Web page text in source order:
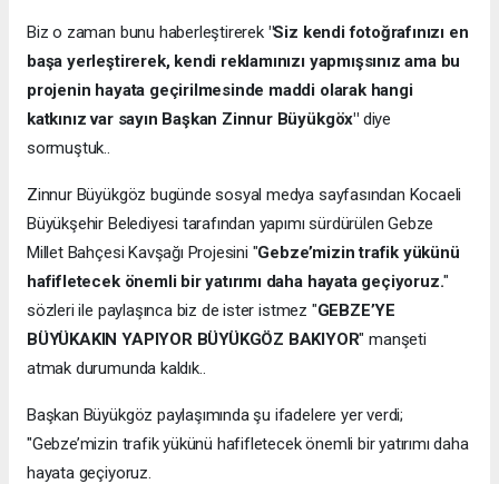
Biz o zaman bunu haberleştirerek "Siz kendi fotoğrafınızı en
başa yerleştirerek, kendi reklamınızı yapmışsınız ama bu
projenin hayata geçirilmesinde maddi olarak hangi
katkınız var sayın Başkan Zinnur Büyükgöx" diye
sormuştuk..
Zinnur Büyükgöz bugünde sosyal medya sayfasından Kocaeli
Büyükşehir Belediyesi tarafından yapımı sürdürülen Gebze
Millet Bahçesi Kavşağı Projesini "Gebze’mizin trafik yükünü
hafifletecek önemli bir yatırımı daha hayata geçiyoruz."
sözleri ile paylaşınca biz de ister istmez "GEBZE’YE
BÜYÜKAKIN YAPIYOR BÜYÜKGÖZ BAKIYOR" manşeti
atmak durumunda kaldık..
Başkan Büyükgöz paylaşımında şu ifadelere yer verdi;
"Gebze’mizin trafik yükünü hafifletecek önemli bir yatırımı daha
hayata geçiyoruz.